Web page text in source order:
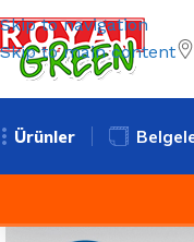
Skip to navigation
Skip to main content
Ürünler